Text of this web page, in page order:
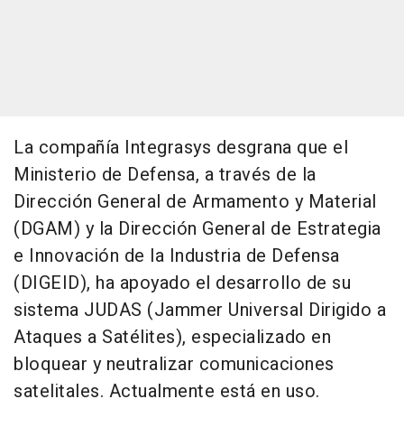
La compañía Integrasys desgrana que el
Ministerio de Defensa, a través de la
Dirección General de Armamento y Material
(DGAM) y la Dirección General de Estrategia
e Innovación de la Industria de Defensa
(DIGEID), ha apoyado el desarrollo de su
sistema JUDAS (Jammer Universal Dirigido a
Ataques a Satélites), especializado en
bloquear y neutralizar comunicaciones
satelitales. Actualmente está en uso.